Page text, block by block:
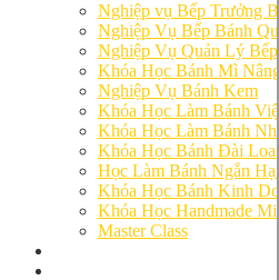
Nghiệp vụ Bếp Trưởng
Nghiệp Vụ Bếp Bánh
Nghiệp Vụ Quản Lý Bếp
Khóa Học Bánh Mì Nâng
Nghiệp Vụ Bánh Kem
Khóa Học Làm Bánh Việt
Khóa Học Làm Bánh Nhật
Khóa Học Bánh Đài Loan
Học Làm Bánh Ngắn Hạn
Khóa Học Bánh Kinh
Khóa Học Handmade
Master Class